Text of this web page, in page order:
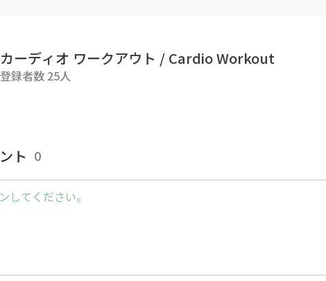
項
良い時に行いましょう
なりそうな時はペースを徐々に落として休憩しま
- Oblivion
：@cardio_workout
カーディオ ワークアウト / Cardio Workout
登録者数 25人
ト 0
してください。